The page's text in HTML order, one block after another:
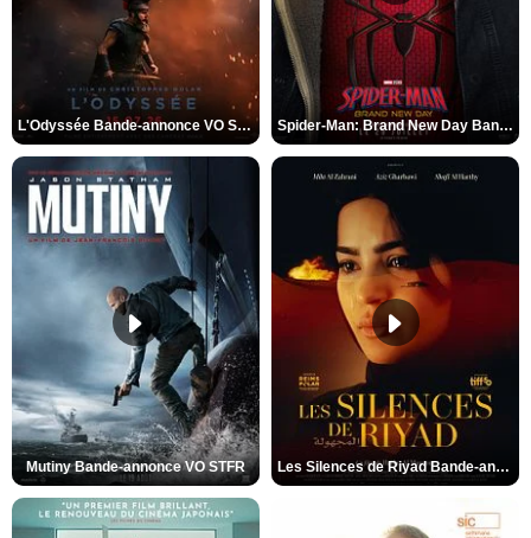
L'Odyssée Bande-annonce VO STFR Spider-Man: Brand New Day Bande-annonce VO STFR
Mutiny Bande-annonce VO STFR Les Silences de Riyad Bande-annonce VO STFR